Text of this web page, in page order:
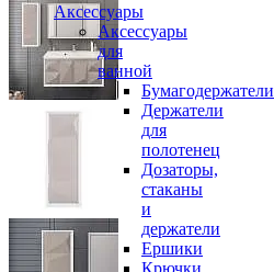
Аксессуары
Аксессуары
для
ванной
Бумагодержатели
Держатели
для
полотенец
Дозаторы,
стаканы
и
держатели
Ершики
Крючки